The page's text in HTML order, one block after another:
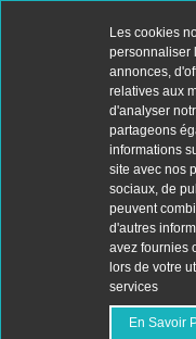
Les cookies
personnaliser
annonces,
relatives aux
d'analyser
partageons
informations
site avec nos
sociaux, de
peuvent
d'autres
avez fournies
lors de votre
services
En Savoir